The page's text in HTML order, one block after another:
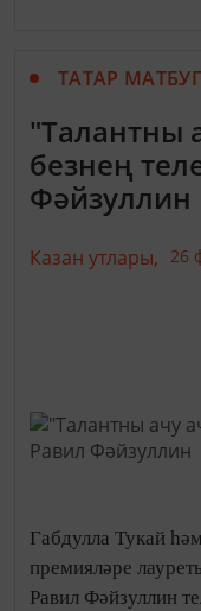
ТАТАР
"Талантны
безнең
Фәйзуллин
Казан утлары, 26
Габдулла Тукай
премияләре
Равил Фәйзуллин